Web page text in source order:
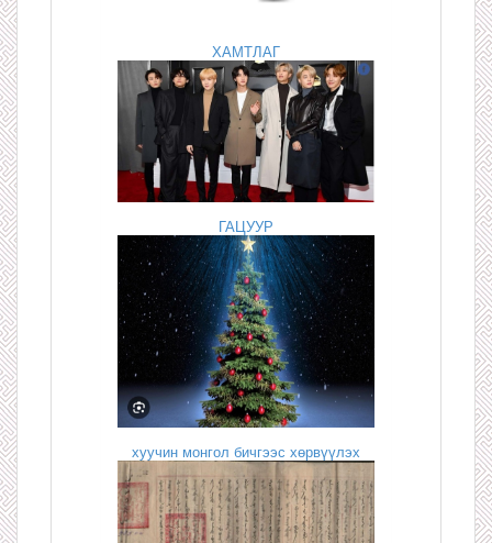
ХАМТЛАГ
ГАЦУУР
хуучин монгол бичгээс хөрвүүлэх